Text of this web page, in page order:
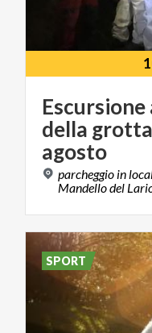
della
agosto
parcheggio in
Mandello del
SPORT